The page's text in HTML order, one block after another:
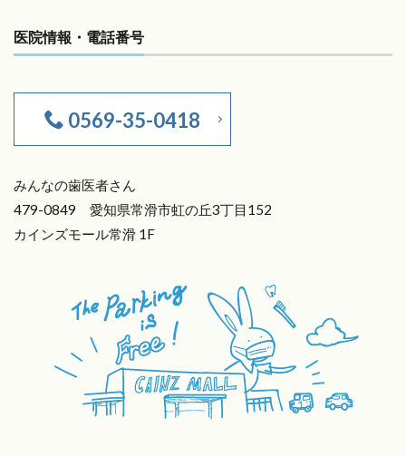
医院情報・電話番号
0569-35-0418
みんなの歯医者さん
479-0849 愛知県常滑市虹の丘3丁目152
カインズモール常滑 1F